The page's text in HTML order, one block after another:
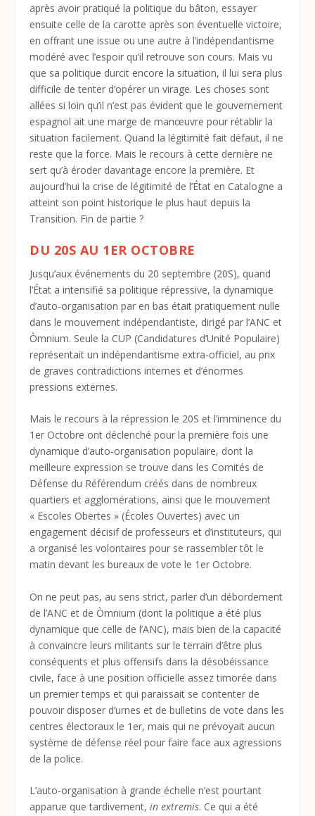
après avoir pratiqué la politique du bâton, essayer
ensuite celle de la carotte après son éventuelle victoire,
en offrant une issue ou une autre à l’indépendantisme
modéré avec l’espoir qu’il retrouve son cours. Mais vu
que sa politique durcit encore la situation, il lui sera plus
difficile de tenter d’opérer un virage. Les choses sont
allées si loin qu’il n’est pas évident que le gouvernement
espagnol ait une marge de manœuvre pour rétablir la
situation facilement. Quand la légitimité fait défaut, il ne
reste que la force. Mais le recours à cette dernière ne
sert qu’à éroder davantage encore la première. Et
aujourd’hui la crise de légitimité de l’État en Catalogne a
atteint son point historique le plus haut depuis la
Transition. Fin de partie ?
DU 20S AU 1 EROCTOBRE
Jusqu’aux événements du 20 septembre (20S), quand
l’État a intensifié sa politique répressive, la dynamique
d’auto-organisation par en bas était pratiquement nulle
dans le mouvement indépendantiste, dirigé par l’ANC et
Òmnium. Seule la CUP (Candidatures d’Unité Populaire)
représentait un indépendantisme extra-officiel, au prix
de graves contradictions internes et d’énormes
pressions externes.
Mais le recours à la répression le 20S et l’imminence du
1 er Octobre ont déclenché pour la première fois une
dynamique d’auto-organisation populaire, dont la
meilleure expression se trouve dans les Comités de
Défense du Référendum créés dans de nombreux
quartiers et agglomérations, ainsi que le mouvement
« Escoles Obertes » (Écoles Ouvertes) avec un
engagement décisif de professeurs et d’instituteurs, qui
a organisé les volontaires pour se rassembler tôt le
matin devant les bureaux de vote le 1 er Octobre.
On ne peut pas, au sens strict, parler d’un débordement
de l’ANC et de Òmnium (dont la politique a été plus
dynamique que celle de l’ANC), mais bien de la capacité
à convaincre leurs militants sur le terrain d’être plus
conséquents et plus offensifs dans la désobéissance
civile, face à une position officielle assez timorée dans
un premier temps et qui paraissait se contenter de
pouvoir disposer d’urnes et de bulletins de vote dans les
centres électoraux le 1 er, mais qui ne prévoyait aucun
système de défense réel pour faire face aux agressions
de la police.
L’auto-organisation à grande échelle n’est pourtant
apparue que tardivement,in extremis. Ce qui a été